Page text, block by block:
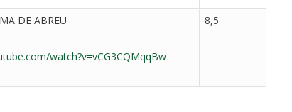
DE ABREU
watch?v=vCG3CQMqqBw
8,5